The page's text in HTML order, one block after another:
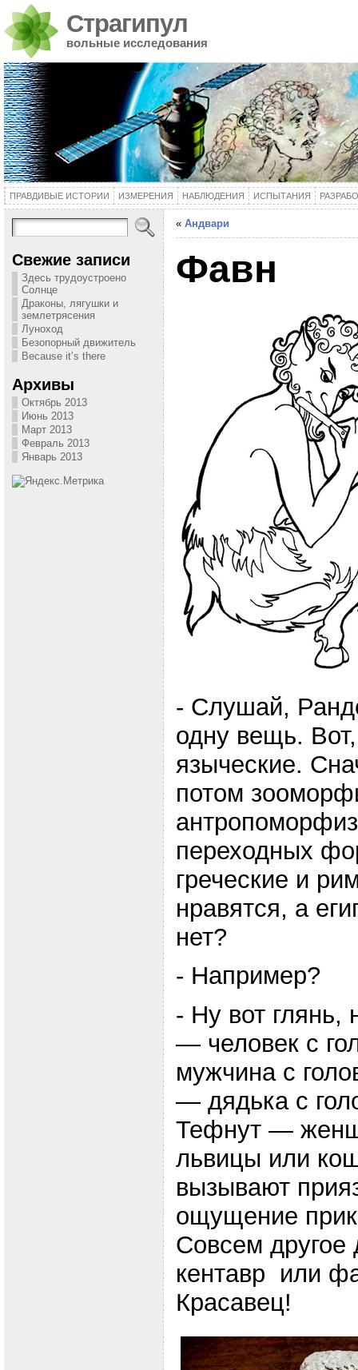
Страгипул
вольные исследования
ПРАВДИВЫЕ ИСТОРИИ ИЗМЕРЕНИЯ НАБЛЮДЕНИЯ ИСПЫТАНИЯ
Свежие записи
Здесь трудоустроено
Солнце
Драконы, лягушки и
землетрясения
Луноход
Безопорный движитель
Because it’s there
Архивы
Октябрь 2013
Июнь 2013
Март 2013
Февраль 2013
Январь 2013
« Андвари
Фавн
- Слушай,
одну вещь.
языческие.
потом
переходных
греческие и
нравятся, а
нет?
- Например?
- Ну вот глянь,
— человек с
мужчина с
— дядька с
Тефнут —
львицы или
вызывают
ощущение
Совсем
кентавр или
Красавец!